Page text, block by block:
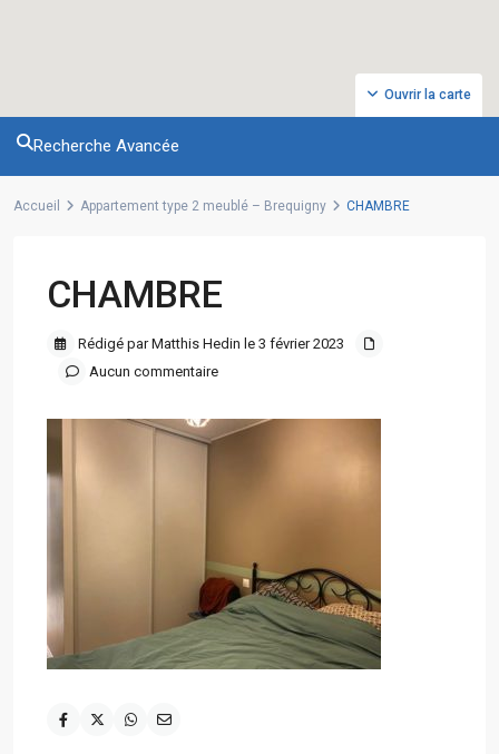
Ouvrir la carte
Recherche Avancée
Accueil Appartement type 2 meublé – Brequigny CHAMBRE
CHAMBRE
Rédigé par Matthis Hedin le 3 février 2023
Aucun commentaire